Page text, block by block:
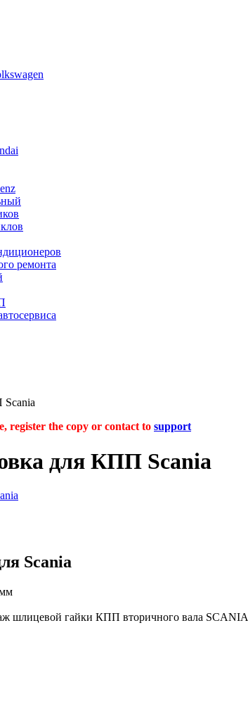
ремонта
register the copy or contact to support
для КПП Scania
Scania
шлицевой гайки КПП вторичного вала SCANIA